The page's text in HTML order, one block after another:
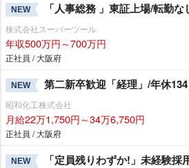
NEW 「人事総務 」東証上場/転勤な
株式会社スーパーツール
年収500万円～700万円
正社員 / 大阪府
NEW 第二新卒歓迎「経理」/年休134
昭和化工株式会社
月給22万1,750円～34万6,750円
正社員 / 大阪府
NEW
「定員残りわずか!」未経験